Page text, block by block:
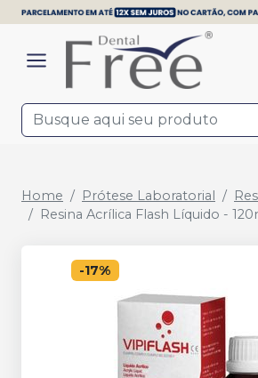
Home Prótese Laboratorial
Resina Acrílica Flash Líquido -
-17%